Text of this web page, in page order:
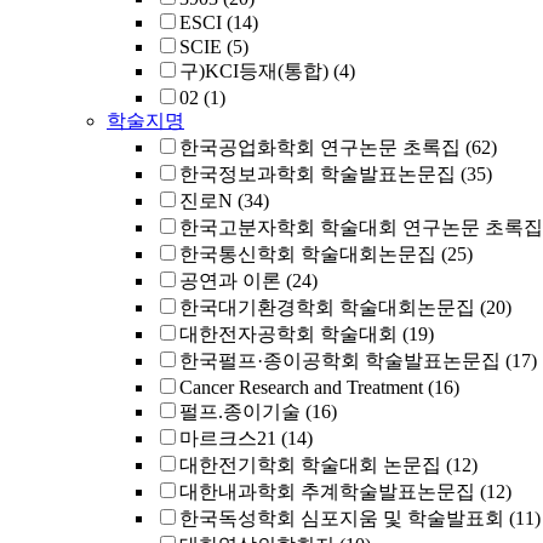
ESCI (14)
SCIE (5)
구)KCI등재(통합) (4)
02 (1)
학술지명
한국공업화학회 연구논문 초록집 (62)
한국정보과학회 학술발표논문집 (35)
진로N (34)
한국고분자학회 학술대회 연구논문 초록집
한국통신학회 학술대회논문집 (25)
공연과 이론 (24)
한국대기환경학회 학술대회논문집 (20)
대한전자공학회 학술대회 (19)
한국펄프·종이공학회 학술발표논문집 (17)
Cancer Research and Treatment (16)
펄프.종이기술 (16)
마르크스21 (14)
대한전기학회 학술대회 논문집 (12)
대한내과학회 추계학술발표논문집 (12)
한국독성학회 심포지움 및 학술발표회 (11)